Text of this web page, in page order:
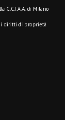
C.C.I.A.A. di Milano
i diritti di proprietà